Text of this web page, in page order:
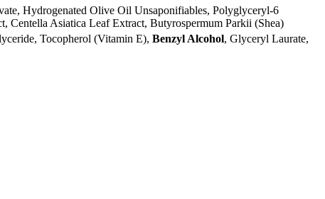
Hydrogenated Olive Oil Unsaponifiables, Polyglyceryl-6
Centella Asiatica Leaf Extract, Butyrospermum Parkii (Shea)
Tocopherol (Vitamin E), Benzyl Alcohol, Glyceryl Laurate,